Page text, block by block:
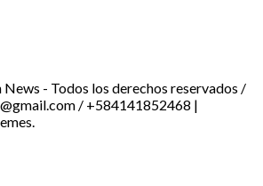
- Todos los derechos reservados /
/ +584141852468 |